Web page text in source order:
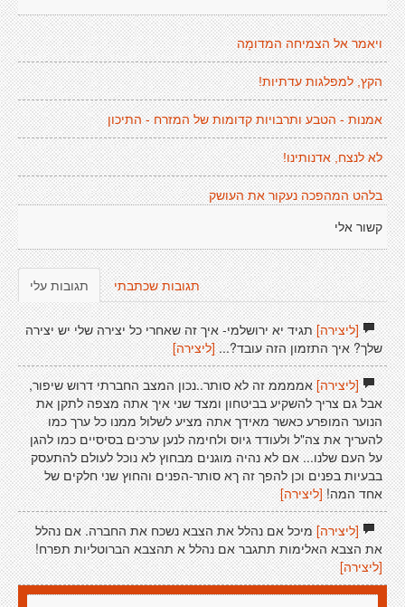
ויאמר אל הצמיחה המדומָה
הקץ, למפלגות עדתיות!
אמנות - הטבע ותרבויות קדומות של המזרח - התיכון
לא לנצח, אדנותינו!
בלהט המהפכה נעקור את העושק
קשור אלי
תגובות עלי תגובות שכתבתי
[ליצירה]תגיד יא ירושלמי- איך זה שאחרי כל יצירה שלי יש יצירה
שלך? איך התזמון הזה עובד?... [ליצירה]
[ליצירה]אממממ זה לא סותר..נכון המצב החברתי דרוש שיפור,
אבל גם צריך להשקיע בביטחון ומצד שני איך אתה מצפה לתקן את
הנוער המופרע כאשר מאידך אתה מציע לשלול ממנו כל ערך כמו
להעריך את צה"ל ולעודד גיוס ולחימה לנען ערכים בסיסיים כמו להגן
על העם שלנו... אם לא נהיה מוגנים מבחוץ לא נוכל לעולם להתעסק
בבעיות בפנים וכן להפך זה ךא סותר-הפנים והחוץ שני חלקים של
אחד המה! [ליצירה]
[ליצירה]מיכל אם נהלל את הצבא נשכח את החברה. אם נהלל
את הצבא האלימות תתגבר אם נהלל א תהצבא הברוטליות תפרח!
[ליצירה]